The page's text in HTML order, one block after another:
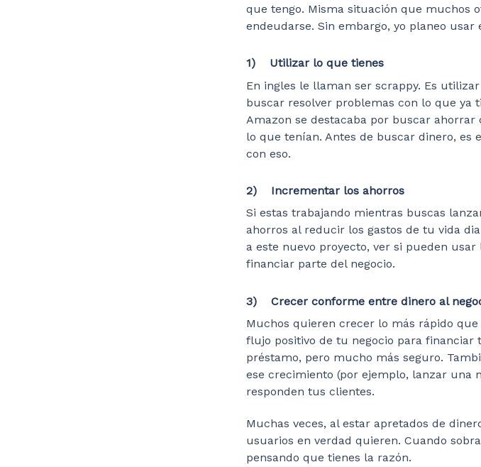
que tengo. Misma situación que muchos
endeudarse. Sin embargo, yo planeo
1) Utilizar lo que tienes
En ingles le llaman ser scrappy. Es
buscar resolver problemas con lo que ya
Amazon se destacaba por buscar
lo que tenían. Antes de buscar dinero, es
con eso.
2) Incrementar los ahorros
Si estas trabajando mientras buscas
ahorros al reducir los gastos de tu vida
a este nuevo proyecto, ver si pueden
financiar parte del negocio.
3) Crecer conforme entre dinero al
Muchos quieren crecer lo más rápido
flujo positivo de tu negocio para
préstamo, pero mucho más seguro.
ese crecimiento (por ejemplo, lanzar una
responden tus clientes.
Muchas veces, al estar apretados de
usuarios en verdad quieren. Cuando
pensando que tienes la razón.